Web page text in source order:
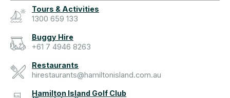
Tours & Activities
1300 659 133
Buggy Hire
+61 7 4946 8263
Restaurants
hirestaurants@hamiltonisland.com.au
Hamilton Island Golf Club